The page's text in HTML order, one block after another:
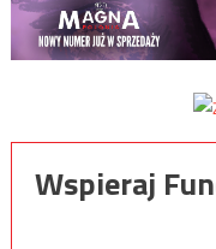
Wspieraj